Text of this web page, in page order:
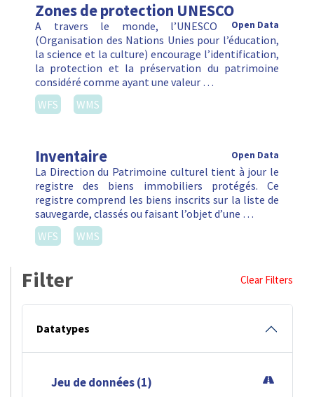
Zones de protection UNESCO
Open Data
A travers le monde, l’UNESCO
(Organisation des Nations Unies pour l’éducation,
la science et la culture) encourage l’identification,
la protection et la préservation du patrimoine
considéré comme ayant une valeur …
WFS
WMS
Inventaire Open Data
La Direction du Patrimoine culturel tient à jour le
registre des biens immobiliers protégés. Ce
registre comprend les biens inscrits sur la liste de
sauvegarde, classés ou faisant l’objet d’une …
WFS
WMS
Filter Clear Filters
Datatypes
Jeu de données (1)